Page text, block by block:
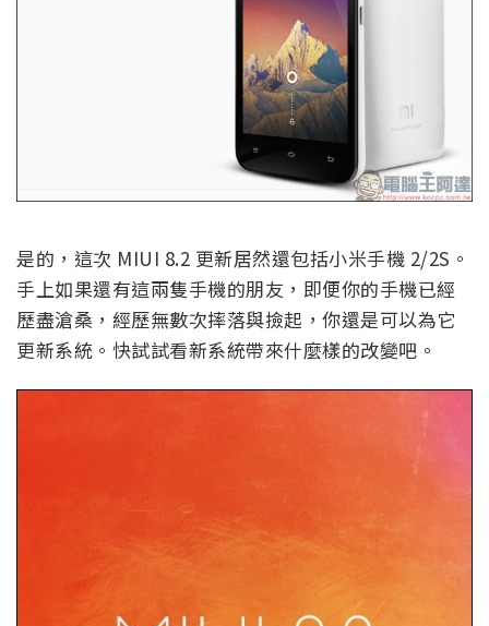
是的，這次 MIUI 8.2 更新居然還包括小米手機 2/2S。
手上如果還有這兩隻手機的朋友，即便你的手機已經
歷盡滄桑，經歷無數次摔落與撿起，你還是可以為它
更新系統。快試試看新系統帶來什麼樣的改變吧。